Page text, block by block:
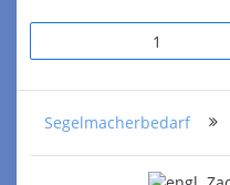
Segelmacherbedarf